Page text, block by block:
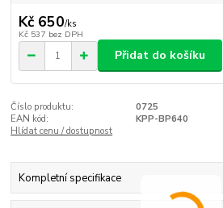
Kč 650/ks
Kč 537 bez DPH
Přidat do košíku
Číslo produktu:
0725
EAN kód:
KPP-BP640
Hlídat cenu / dostupnost
Kompletní specifikace